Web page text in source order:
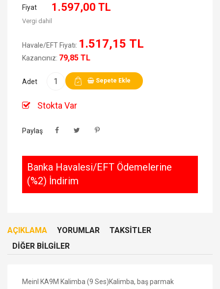
Fiyat 1.597,00 TL
Vergi dahil
Havale/EFT Fiyatı: 1.517,15 TL
Kazancınız: 79,85 TL
Adet Sepete Ekle
Stokta Var
Paylaş
Banka Havalesi/EFT Ödemelerine
(%2) İndirim
AÇIKLAMA YORUMLAR
TAKSITLER
DIĞER BILGILER
Meinl KA9M Kalimba (9 Ses)Kalimba, baş parmak